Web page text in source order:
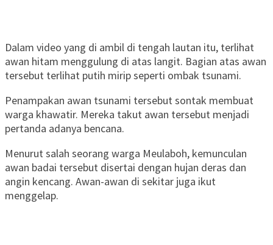
Dalam video yang di ambil di tengah lautan itu, terlihat
awan hitam menggulung di atas langit. Bagian atas awan
tersebut terlihat putih mirip seperti ombak tsunami.
Penampakan awan tsunami tersebut sontak membuat
warga khawatir. Mereka takut awan tersebut menjadi
pertanda adanya bencana.
Menurut salah seorang warga Meulaboh, kemunculan
awan badai tersebut disertai dengan hujan deras dan
angin kencang. Awan-awan di sekitar juga ikut
menggelap.